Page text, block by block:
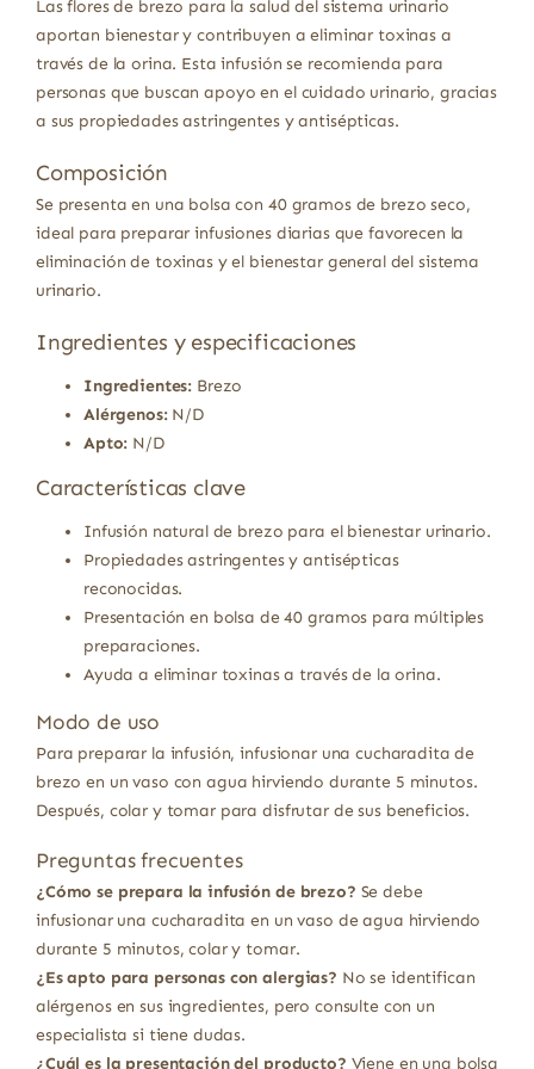
Las flores de brezo para la salud del sistema urinario
aportan bienestar y contribuyen a eliminar toxinas a
través de la orina. Esta infusión se recomienda para
personas que buscan apoyo en el cuidado urinario, gracias
a sus propiedades astringentes y antisépticas.
Composición
Se presenta en una bolsa con 40 gramos de brezo seco,
ideal para preparar infusiones diarias que favorecen la
eliminación de toxinas y el bienestar general del sistema
urinario.
Ingredientes y especificaciones
Ingredientes: Brezo
Alérgenos:N/D
Apto: N/D
Características clave
Infusión natural de brezo para el bienestar urinario.
Propiedades astringentes y antisépticas
reconocidas.
Presentación en bolsa de 40 gramos para múltiples
preparaciones.
Ayuda a eliminar toxinas a través de la orina.
Modo de uso
Para preparar la infusión, infusionar una cucharadita de
brezo en un vaso con agua hirviendo durante 5 minutos.
Después, colar y tomar para disfrutar de sus beneficios.
Preguntas frecuentes
¿Cómo se prepara la infusión de brezo? Se debe
infusionar una cucharadita en un vaso de agua hirviendo
durante 5 minutos, colar y tomar.
¿Es apto para personas con alergias? No se identifican
alérgenos en sus ingredientes, pero consulte con un
especialista si tiene dudas.
¿Cuál es la presentación del producto? Viene en una bolsa